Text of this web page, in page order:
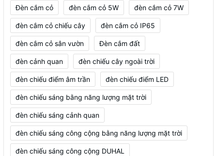
Đèn cắm cỏ đèn cắm cỏ 5W đèn cắm cỏ 7W
đèn cắm cỏ chiếu cây đèn cắm cỏ IP65
đèn cắm cỏ sân vườn Đèn cắm đất
đèn cảnh quan đèn chiếu cây ngoài trời
đèn chiếu điểm âm trần đèn chiếu điểm LED
đèn chiếu sáng bằng năng lượng mặt trời
đèn chiếu sáng cảnh quan
đèn chiếu sáng công cộng bằng năng lượng mặt trời
đèn chiếu sáng công cộng DUHAL